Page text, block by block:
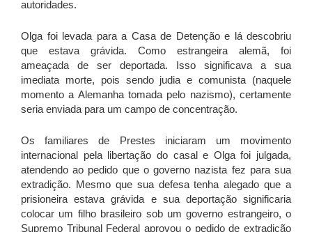
autoridades.
Olga foi levada para a Casa de Detenção e lá descobriu
que estava grávida. Como estrangeira alemã, foi
ameaçada de ser deportada. Isso significava a sua
imediata morte, pois sendo judia e comunista (naquele
momento a Alemanha tomada pelo nazismo), certamente
seria enviada para um campo de concentração.
Os familiares de Prestes iniciaram um movimento
internacional pela libertação do casal e Olga foi julgada,
atendendo ao pedido que o governo nazista fez para sua
extradição. Mesmo que sua defesa tenha alegado que a
prisioneira estava grávida e sua deportação significaria
colocar um filho brasileiro sob um governo estrangeiro, o
Supremo Tribunal Federal aprovou o pedido de extradição